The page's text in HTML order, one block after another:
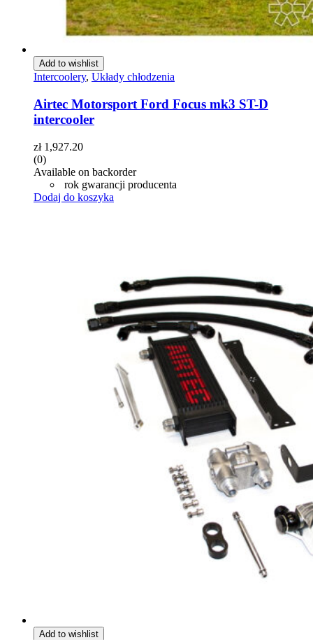
Add to wishlist
Intercoolery, Układy chłodzenia
Airtec Motorsport Ford Focus mk3 ST-D
intercooler
zł1,927.20
(0)
Available on backorder
rok gwarancji producenta
Dodaj do koszyka
Add to wishlist